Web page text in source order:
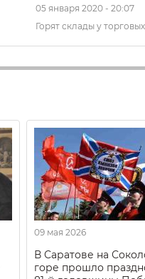
05 января 2020 - 20:07
Горят склады у
09 мая 2026
В Саратове на
горе прошло